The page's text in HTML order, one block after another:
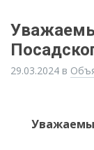
29.03.2024 в